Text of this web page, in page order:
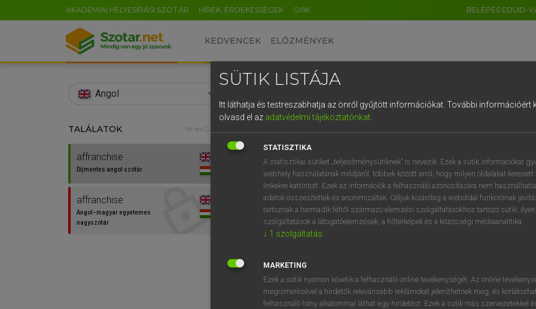
AKADÉMIAI HELYESÍRÁSI SZÓTÁR HÍREK, ÉRDEKESSÉGEK GYIK BELÉPÉS EDUID-
KEDVENCEK ELŐZMÉNYEK
Angol
TALÁLATOK 98 ms (2 db)
affranchise
Díjmentes angol szótár
affranchise
Angol−magyar egyetemes
nagyszótár
Díjmentes angol szótár
affranchise ige felszabadít
⚲ affranchisekeresése szótárainkban
SÜTIK LISTÁJA
Itt láthatja és testreszabhatja az önről gyűjtött információkat. További információért
olvasd el az adatvédelmi tájékoztatónkat.
STATISZTIKA
A statisztikai sütiket „teljesítménysütiknek” is nevezik. Ezek a sütik információkat
webhely használatának módjáról, többek között arról, hogy milyen oldalakat keresett
linkekre kattintott. Ezek az információk a felhasználó azonosítására nem
adatok összesítettek és anonimizáltak. Céljuk kizárólag a weboldal funkcióinak
tartoznak a harmadik féltől származó elemzési szolgáltatásokhoz tartozó sütik;
szolgáltatások a látogatóelemzések, a hőtérképek és a közösségi médiaanalitika.
↓ 1 szolgáltatás
MARKETING
Ezek a sütik nyomon követik a felhasználó online tevékenységét. Az online
megismerésével a hirdetők relevánsabb reklámokat jeleníthetnek meg, és
felhasználó hány alkalommal láthat egy hirdetést. Ezek a sütik más szervezetekkel
EN HU DE CN FR ES IT NL
0 1 2 3 4 5 6 7 8 9
q w e r t z u i
a s d f g h j k l é
í y x c v b n m , .